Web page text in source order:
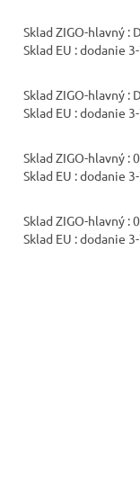
Sklad ZIGO-hlavný :
Sklad EU : dodanie
Sklad ZIGO-hlavný :
Sklad EU : dodanie
Sklad ZIGO-hlavný :
Sklad EU : dodanie
Sklad ZIGO-hlavný :
Sklad EU : dodanie